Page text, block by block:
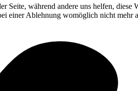
während andere uns helfen,
einer Ablehnung womöglich nicht mehr